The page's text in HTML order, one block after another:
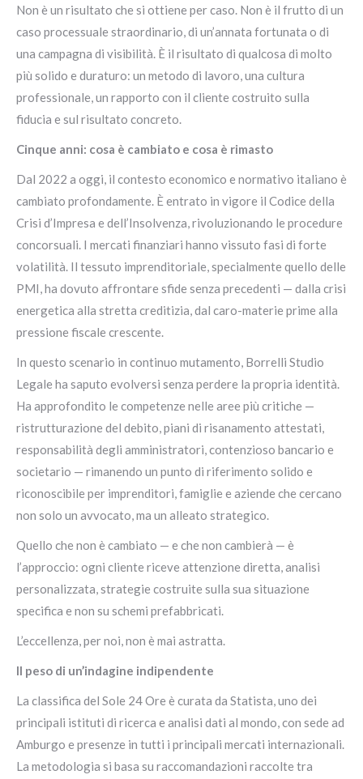
Non è un risultato che si ottiene per caso. Non è il frutto di un
caso processuale straordinario, di un’annata fortunata o di
una campagna di visibilità. È il risultato di qualcosa di molto
più solido e duraturo: un metodo di lavoro, una cultura
professionale, un rapporto con il cliente costruito sulla
fiducia e sul risultato concreto.
Cinque anni: cosa è cambiato e cosa è rimasto
Dal 2022 a oggi, il contesto economico e normativo italiano è
cambiato profondamente. È entrato in vigore il Codice della
Crisi d’Impresa e dell’Insolvenza, rivoluzionando le procedure
concorsuali. I mercati finanziari hanno vissuto fasi di forte
volatilità. Il tessuto imprenditoriale, specialmente quello delle
PMI, ha dovuto affrontare sfide senza precedenti — dalla crisi
energetica alla stretta creditizia, dal caro-materie prime alla
pressione fiscale crescente.
In questo scenario in continuo mutamento, Borrelli Studio
Legale ha saputo evolversi senza perdere la propria identità.
Ha approfondito le competenze nelle aree più critiche —
ristrutturazione del debito, piani di risanamento attestati,
responsabilità degli amministratori, contenzioso bancario e
societario — rimanendo un punto di riferimento solido e
riconoscibile per imprenditori, famiglie e aziende che cercano
non solo un avvocato, ma un alleato strategico.
Quello che non è cambiato — e che non cambierà — è
l’approccio: ogni cliente riceve attenzione diretta, analisi
personalizzata, strategie costruite sulla sua situazione
specifica e non su schemi prefabbricati.
L’eccellenza, per noi, non è mai astratta.
Il peso di un’indagine indipendente
La classifica del Sole 24 Ore è curata da Statista, uno dei
principali istituti di ricerca e analisi dati al mondo, con sede ad
Amburgo e presenze in tutti i principali mercati internazionali.
La metodologia si basa su raccomandazioni raccolte tra